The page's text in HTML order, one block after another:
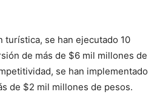
turística, se han ejecutado 10
de más de $6 mil millones de
se han implementado
de $2 mil millones de pesos.